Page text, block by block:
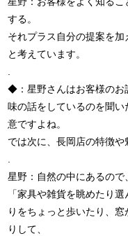
する。
それプラス自分の提案を
と考えています。
◆：星野さんはお客様のお
味の話をしているのを聞
意ですよね。
では次に、長岡店の特徴や
星野：自然の中にあるので
「家具や雑貨を眺めたり
りをちょっと歩いたり、
りして、